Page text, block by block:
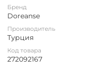
Бренд
Doreanse
Производитель
Турция
Код товара
272092167